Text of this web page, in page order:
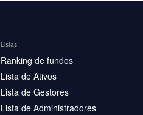
Listas
Ranking de fundos
Lista de Ativos
Lista de Gestores
Lista de Administradores